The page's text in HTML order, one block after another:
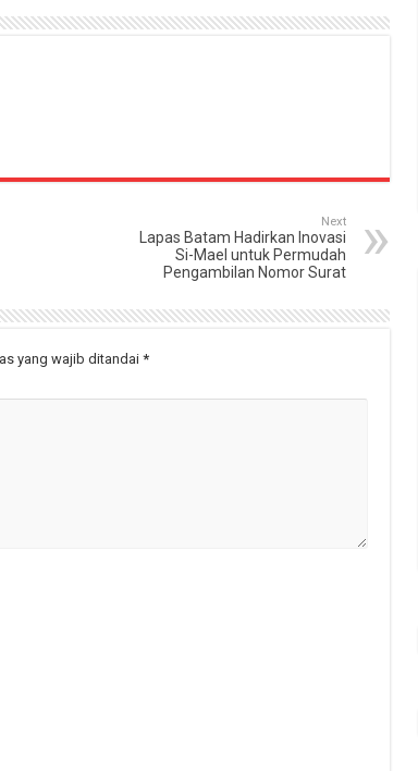
Next
Lapas Batam Hadirkan Inovasi
Si-Mael untuk Permudah
Pengambilan Nomor Surat
yang wajib ditandai *